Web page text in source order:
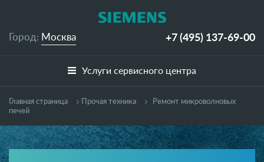
+7 (495) 137-69-00
Город: Москва
Услуги сервисного центра
Главная страница Прочая техника
Ремонт микроволновых
печей